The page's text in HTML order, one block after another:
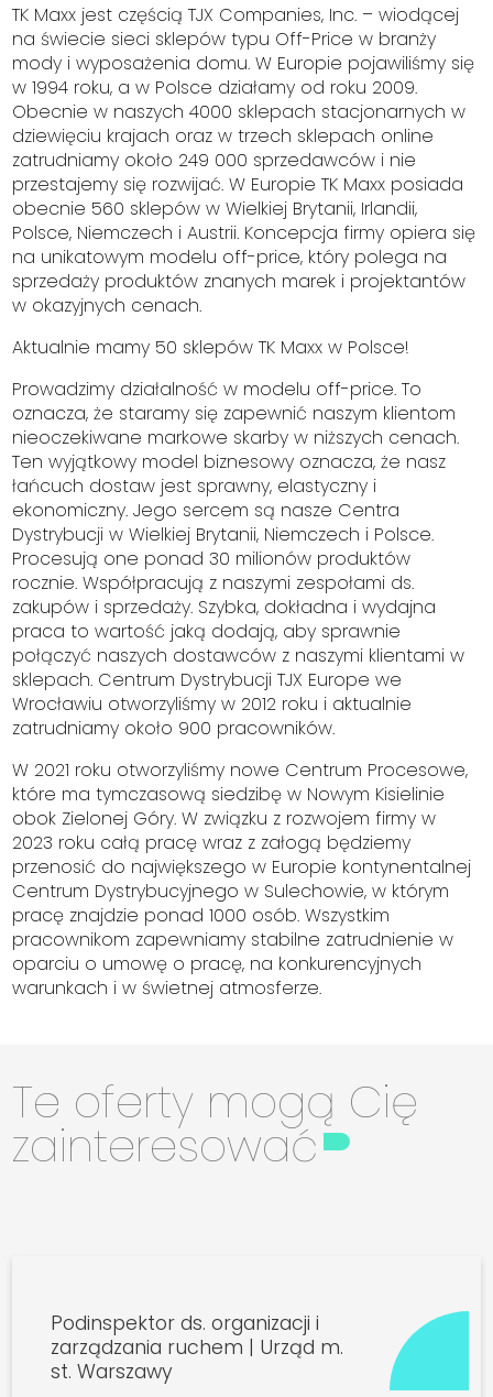
TK Maxx jest częścią TJX Companies, Inc. – wiodącej
na świecie sieci sklepów typu Off-Price w branży
mody i wyposażenia domu. W Europie pojawiliśmy się
w 1994 roku, a w Polsce działamy od roku 2009.
Obecnie w naszych 4000 sklepach stacjonarnych w
dziewięciu krajach oraz w trzech sklepach online
zatrudniamy około 249 000 sprzedawców i nie
przestajemy się rozwijać. W Europie TK Maxx posiada
obecnie 560 sklepów w Wielkiej Brytanii, Irlandii,
Polsce, Niemczech i Austrii. Koncepcja firmy opiera się
na unikatowym modelu off-price, który polega na
sprzedaży produktów znanych marek i projektantów
w okazyjnych cenach.
Aktualnie mamy 50 sklepów TK Maxx w Polsce!
Prowadzimy działalność w modelu off-price. To
oznacza, że staramy się zapewnić naszym klientom
nieoczekiwane markowe skarby w niższych cenach.
Ten wyjątkowy model biznesowy oznacza, że nasz
łańcuch dostaw jest sprawny, elastyczny i
ekonomiczny. Jego sercem są nasze Centra
Dystrybucji w Wielkiej Brytanii, Niemczech i Polsce.
Procesują one ponad 30 milionów produktów
rocznie. Współpracują z naszymi zespołami ds.
zakupów i sprzedaży. Szybka, dokładna i wydajna
praca to wartość jaką dodają, aby sprawnie
połączyć naszych dostawców z naszymi klientami w
sklepach. Centrum Dystrybucji TJX Europe we
Wrocławiu otworzyliśmy w 2012 roku i aktualnie
zatrudniamy około 900 pracowników.
W 2021 roku otworzyliśmy nowe Centrum Procesowe,
które ma tymczasową siedzibę w Nowym Kisielinie
obok Zielonej Góry. W związku z rozwojem firmy w
2023 roku całą pracę wraz z załogą będziemy
przenosić do największego w Europie kontynentalnej
Centrum Dystrybucyjnego w Sulechowie, w którym
pracę znajdzie ponad 1000 osób. Wszystkim
pracownikom zapewniamy stabilne zatrudnienie w
oparciu o umowę o pracę, na konkurencyjnych
warunkach i w świetnej atmosferze.
Te oferty mogą Cię
zainteresować
Podinspektor ds. organizacji i
zarządzania ruchem | Urząd m.
st. Warszawy